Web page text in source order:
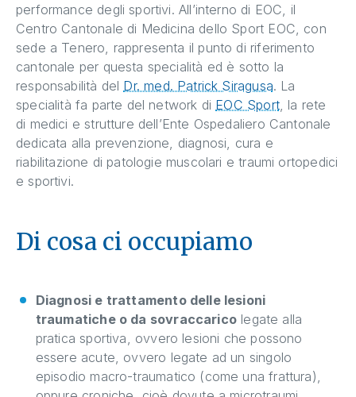
performance degli sportivi. All’interno di EOC, il
Centro Cantonale di Medicina dello Sport EOC, con
sede a Tenero, rappresenta il punto di riferimento
cantonale per questa specialità ed è sotto la
responsabilità del Dr. med. Patrick Siragusa. La
specialità fa parte del network di EOC Sport, la rete
di medici e strutture dell’Ente Ospedaliero Cantonale
dedicata alla prevenzione, diagnosi, cura e
riabilitazione di patologie muscolari e traumi ortopedici
e sportivi.
Di cosa ci occupiamo
Diagnosi e trattamento delle lesioni
traumatiche o da sovraccaricolegate alla
pratica sportiva, ovvero lesioni che possono
essere acute, ovvero legate ad un singolo
episodio macro-traumatico (come una frattura),